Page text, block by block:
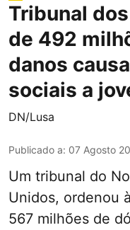
Tribunal
de 492
danos
sociais a
DN/Lusa
Publicado a: 07 Agosto
Um tribunal do
Unidos, ordenou
567 milhões de